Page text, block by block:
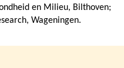
en Milieu, Bilthoven;
Wageningen.